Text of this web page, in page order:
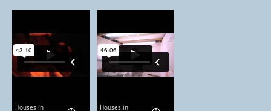
ständig neue Räume,
entstehen zu lassen – ein
mobiles Gehäuse, das
permanent emotionale
Verdichtungen ausspuckt.
Houses in
Houses in